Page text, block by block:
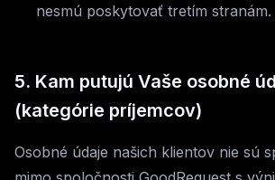
nesmú poskytovať tretím stranám.
5. Kam putujú Vaše osobné
(kategórie príjemcov)
Osobné údaje našich klientov nie sú